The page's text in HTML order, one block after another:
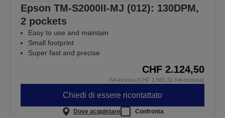
Epson TM-S2000II-MJ (012): 130DPM,
2 pockets
Easy to use and maintain
Small footprint
Super fast and precise
CHF 2.124,50
IVA inclusa (CHF 1.965,31 IVA esclusa)
Chiedi di essere ricontattato
Dove acquistare Confronta